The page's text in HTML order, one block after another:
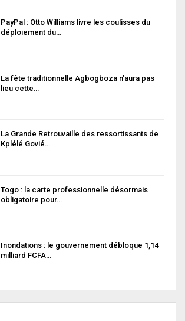
PayPal : Otto Williams livre les coulisses du
déploiement du…
La fête traditionnelle Agbogboza n’aura pas
lieu cette…
La Grande Retrouvaille des ressortissants de
Kplélé Govié…
Togo : la carte professionnelle désormais
obligatoire pour…
Inondations : le gouvernement débloque 1,14
milliard FCFA…